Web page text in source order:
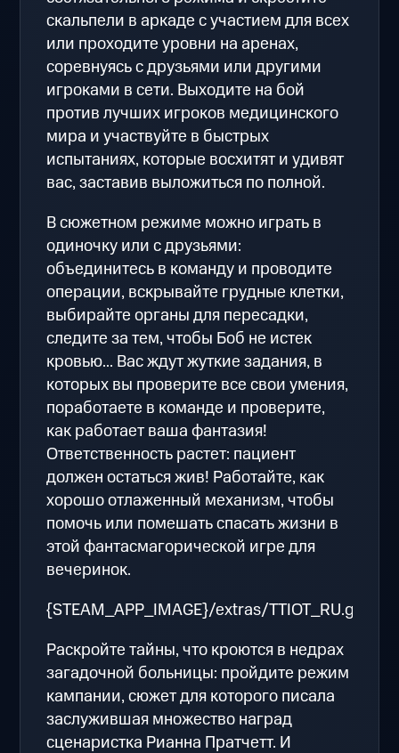
скальпели в аркаде с участием для всех
или проходите уровни на аренах,
соревнуясь с друзьями или другими
игроками в сети. Выходите на бой
против лучших игроков медицинского
мира и участвуйте в быстрых
испытаниях, которые восхитят и удивят
вас, заставив выложиться по полной.
В сюжетном режиме можно играть в
одиночку или с друзьями:
объединитесь в команду и проводите
операции, вскрывайте грудные клетки,
выбирайте органы для пересадки,
следите за тем, чтобы Боб не истек
кровью... Вас ждут жуткие задания, в
которых вы проверите все свои умения,
поработаете в команде и проверите,
как работает ваша фантазия!
Ответственность растет: пациент
должен остаться жив! Работайте, как
хорошо отлаженный механизм, чтобы
помочь или помешать спасать жизни в
этой фантасмагорической игре для
вечеринок.
{STEAM_APP_IMAGE}/extras/TTIOT_RU.gif
Раскройте тайны, что кроются в недрах
загадочной больницы: пройдите режим
кампании, сюжет для которого писала
заслужившая множество наград
сценаристка Рианна Пратчетт. И